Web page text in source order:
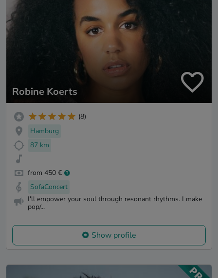
Robine Koerts
(8)
Hamburg
87 km
from 450 €
SofaConcert
I'll empower your soul through resonant rhythms. I make
pop/...
Show profile